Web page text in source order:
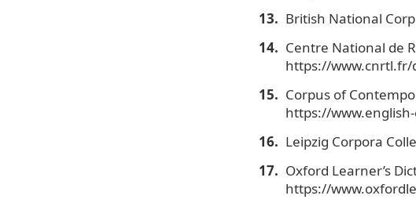
British National
Centre National de
https://
Corpus of
https://
Leipzig Corpora
Oxford Learner’s
https://